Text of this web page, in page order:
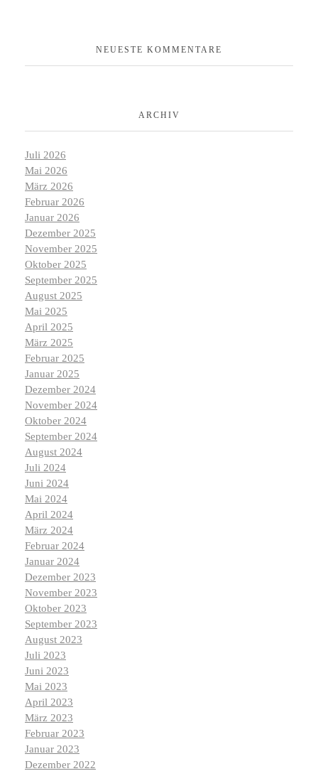
NEUESTE KOMMENTARE
ARCHIV
Juli 2026
Mai 2026
März 2026
Februar 2026
Januar 2026
Dezember 2025
November 2025
Oktober 2025
September 2025
August 2025
Mai 2025
April 2025
März 2025
Februar 2025
Januar 2025
Dezember 2024
November 2024
Oktober 2024
September 2024
August 2024
Juli 2024
Juni 2024
Mai 2024
April 2024
März 2024
Februar 2024
Januar 2024
Dezember 2023
November 2023
Oktober 2023
September 2023
August 2023
Juli 2023
Juni 2023
Mai 2023
April 2023
März 2023
Februar 2023
Januar 2023
Dezember 2022